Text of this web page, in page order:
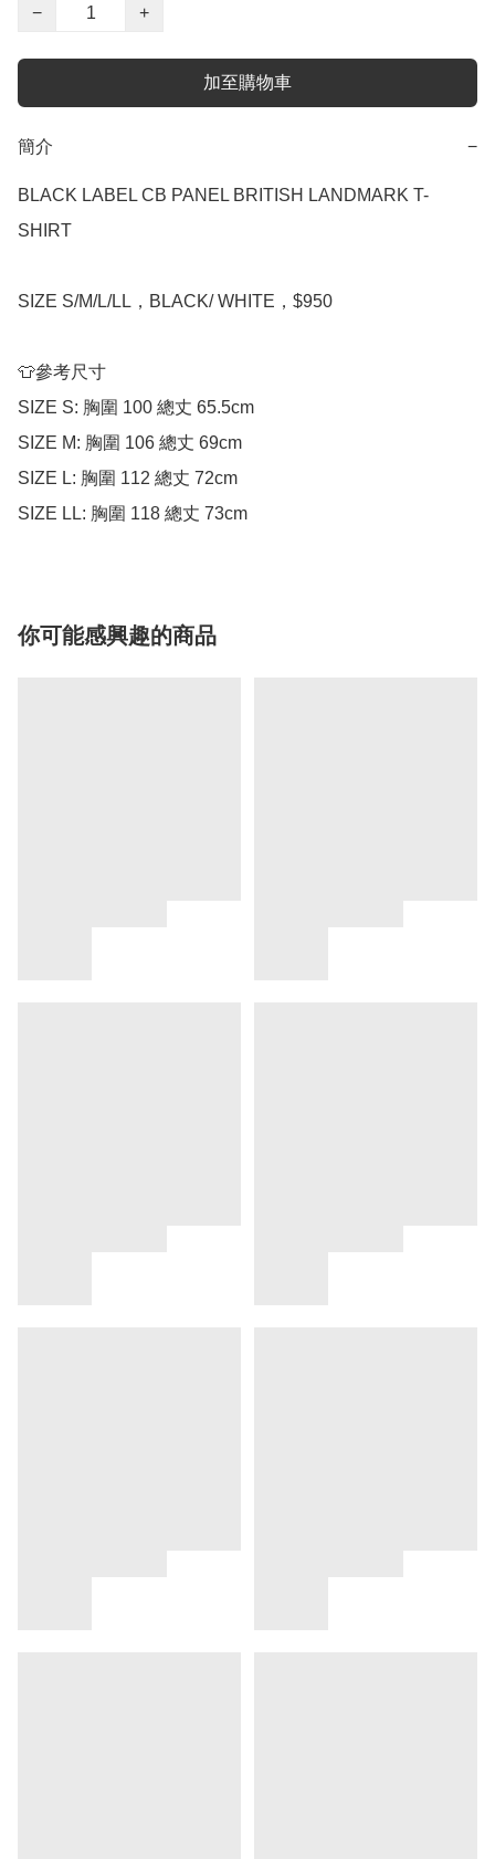
−
+
加至購物車
簡介 −
BLACK LABEL CB PANEL BRITISH LANDMARK T-
SHIRT
SIZE S/M/L/LL，BLACK/ WHITE，$950
👕參考尺寸
SIZE S: 胸圍 100 總丈 65.5cm
SIZE M: 胸圍 106 總丈 69cm
SIZE L: 胸圍 112 總丈 72cm
SIZE LL: 胸圍 118 總丈 73cm
你可能感興趣的商品